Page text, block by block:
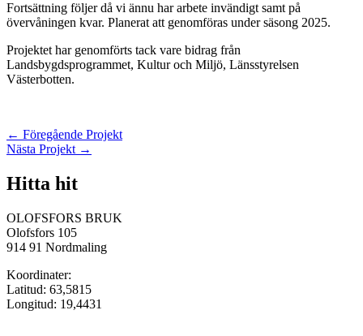
Fortsättning följer då vi ännu har arbete invändigt samt på
övervåningen kvar. Planerat att genomföras under säsong 2025.
Projektet har genomförts tack vare bidrag från
Landsbygdsprogrammet, Kultur och Miljö, Länsstyrelsen
Västerbotten.
Inläggsnavigering
← Föregående Projekt
Nästa Projekt →
Hitta hit
OLOFSFORS BRUK
Olofsfors 105
914 91 Nordmaling
Koordinater:
Latitud: 63,5815
Longitud: 19,4431